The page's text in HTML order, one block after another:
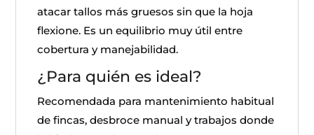
atacar tallos más gruesos sin que la hoja
flexione. Es un equilibrio muy útil entre
cobertura y manejabilidad.
¿Para quién es ideal?
Recomendada para mantenimiento habitual
de fincas, desbroce manual y trabajos donde